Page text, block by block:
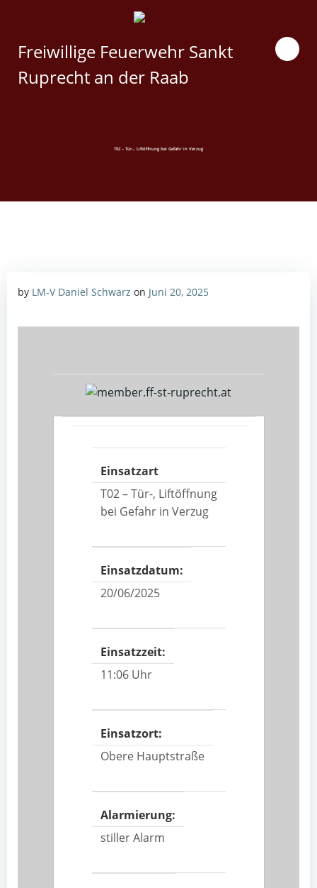
springen
Freiwillige Feuerwehr Sankt
Ruprecht an der Raab
T02 – Tür-, Liftöffnung bei Gefahr in Verzug
by LM-V Daniel Schwarz on Juni 20, 2025
Einsatzart
T02 – Tür-, Liftöffnung
bei Gefahr in Verzug
Einsatzdatum:
20/06/2025
Einsatzzeit:
11:06 Uhr
Einsatzort:
Obere Hauptstraße
Alarmierung:
stiller Alarm